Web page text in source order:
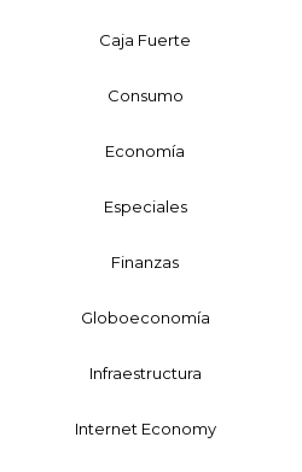
Caja Fuerte
Consumo
Economía
Especiales
Finanzas
Globoeconomía
Infraestructura
Internet Economy